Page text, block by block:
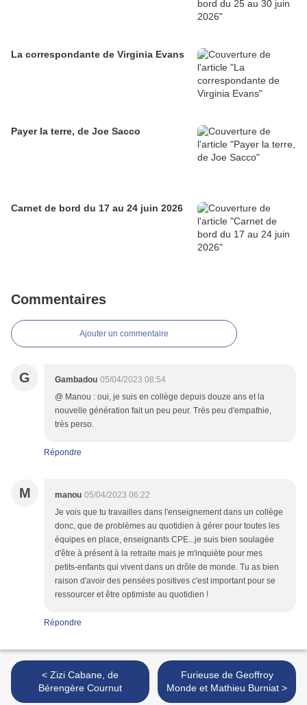
La correspondante de Virginia Evans
Payer la terre, de Joe Sacco
Carnet de bord du 17 au 24 juin 2026
Commentaires
Ajouter un commentaire
G Gambadou 05/04/2023 08:54
@ Manou : oui, je suis en collège depuis douze ans et la
nouvelle génération fait un peu peur. Très peu d'empathie,
très perso.
Répondre
M manou 05/04/2023 06:22
Je vois que tu travailles dans l'enseignement dans un collège
donc, que de problèmes au quotidien à gérer pour toutes les
équipes en place, enseignants CPE...je suis bien soulagée
d'être à présent à la retraite mais je m'inquiète pour mes
petits-enfants qui vivent dans un drôle de monde. Tu as bien
raison d'avoir des pensées positives c'est important pour se
ressourcer et être optimiste au quotidien !
Répondre
< Zizi Cabane, de
Bérengère Cournut
Furieuse de Geoffroy
Monde et Mathieu Burniat >